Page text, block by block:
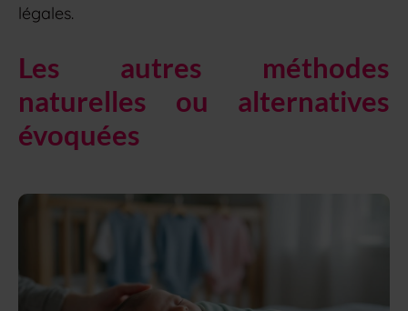
légales.
Les autres méthodes
naturelles ou alternatives
évoquées